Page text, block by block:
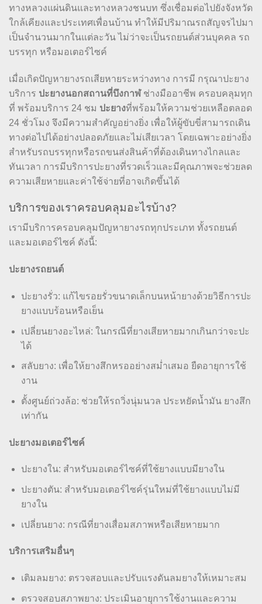
ทางหลวงแผ่นดินและทางหลวงชนบท ซึ่งเชื่อมต่อไปยังจังหวัด
ใกล้เคียงและประเทศเพื่อนบ้าน ทำให้มีปริมาณรถสัญจรไปมา
เป็นจำนวนมากในแต่ละวัน ไม่ว่าจะเป็นรถยนต์ส่วนบุคคล รถ
บรรทุก หรือมอเตอร์ไซค์
เมื่อเกิดปัญหายางรถเสียหายระหว่างทาง การมี กรุณาปะยาง
บริการ ปะยางนอกสถานที่บึงกาฬช่างมืออาชีพ ครอบคลุมทุก
ที่ พร้อมบริการ 24 ชม ปะยางที่พร้อมให้ความช่วยเหลือตลอด
24 ชั่วโมง จึงมีความสำคัญอย่างยิ่ง เพื่อให้ผู้ขับขี่สามารถเดิน
ทางต่อไปได้อย่างปลอดภัยและไม่เสียเวลา โดยเฉพาะอย่างยิ่ง
สำหรับรถบรรทุกหรือรถขนส่งสินค้าที่ต้องเดินทางไกลและ
ทันเวลา การมีบริการปะยางที่รวดเร็วและมีคุณภาพจะช่วยลด
ความเสียหายและค่าใช้จ่ายที่อาจเกิดขึ้นได้
บริการของเราครอบคลุมอะไรบ้าง?
เรามีบริการครอบคลุมปัญหายางรถทุกประเภท ทั้งรถยนต์
และมอเตอร์ไซค์ ดังนี้:
ปะยางรถยนต์
ปะยางรั่ว: แก้ไขรอยรั่วขนาดเล็กบนหน้ายางด้วยวิธีการปะ
ยางแบบร้อนหรือเย็น
เปลี่ยนยางอะไหล่: ในกรณีที่ยางเสียหายมากเกินกว่าจะปะ
ได้
สลับยาง: เพื่อให้ยางสึกหรออย่างสม่ำเสมอ ยืดอายุการใช้
งาน
ตั้งศูนย์ถ่วงล้อ: ช่วยให้รถวิ่งนุ่มนวล ประหยัดน้ำมัน ยางสึก
เท่ากัน
ปะยางมอเตอร์ไซค์
ปะยางใน: สำหรับมอเตอร์ไซค์ที่ใช้ยางแบบมียางใน
ปะยางตัน: สำหรับมอเตอร์ไซค์รุ่นใหม่ที่ใช้ยางแบบไม่มี
ยางใน
เปลี่ยนยาง: กรณีที่ยางเสื่อมสภาพหรือเสียหายมาก
บริการเสริมอื่นๆ
เติมลมยาง: ตรวจสอบและปรับแรงดันลมยางให้เหมาะสม
ตรวจสอบสภาพยาง: ประเมินอายุการใช้งานและความ